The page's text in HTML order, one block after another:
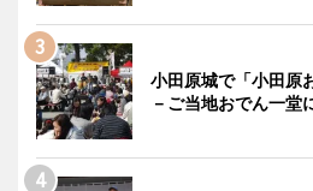
小田原城で「小田原
－ご当地おでん一堂